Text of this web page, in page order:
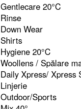
Gentlecare 20°C
Rinse
Down Wear
Shirts
Hygiene 20°C
Woollens / Spălare
Daily Xpress/ Xpress
Linjerie
Outdoor/Sports